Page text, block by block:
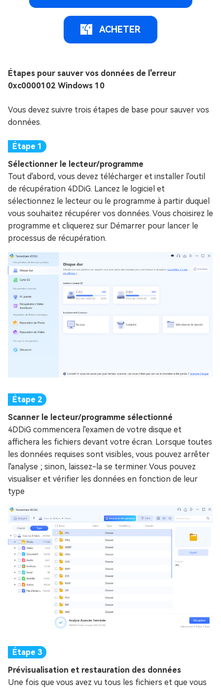
ACHETER
Étapes pour sauver vos données de l'erreur
0xc0000102 Windows 10
Vous devez suivre trois étapes de base pour sauver vos
données.
Sélectionner le lecteur/programme
Tout d'abord, vous devez télécharger et installer l'outil
de récupération 4DDiG. Lancez le logiciel et
sélectionnez le lecteur ou le programme à partir duquel
vous souhaitez récupérer vos données. Vous choisirez le
programme et cliquerez sur Démarrer pour lancer le
processus de récupération.
Scanner le lecteur/programme sélectionné
4DDiG commencera l'examen de votre disque et
affichera les fichiers devant votre écran. Lorsque toutes
les données requises sont visibles, vous pouvez arrêter
l'analyse ; sinon, laissez-la se terminer. Vous pouvez
visualiser et vérifier les données en fonction de leur
type
Prévisualisation et restauration des données
Une fois que vous avez vu tous les fichiers et que vous